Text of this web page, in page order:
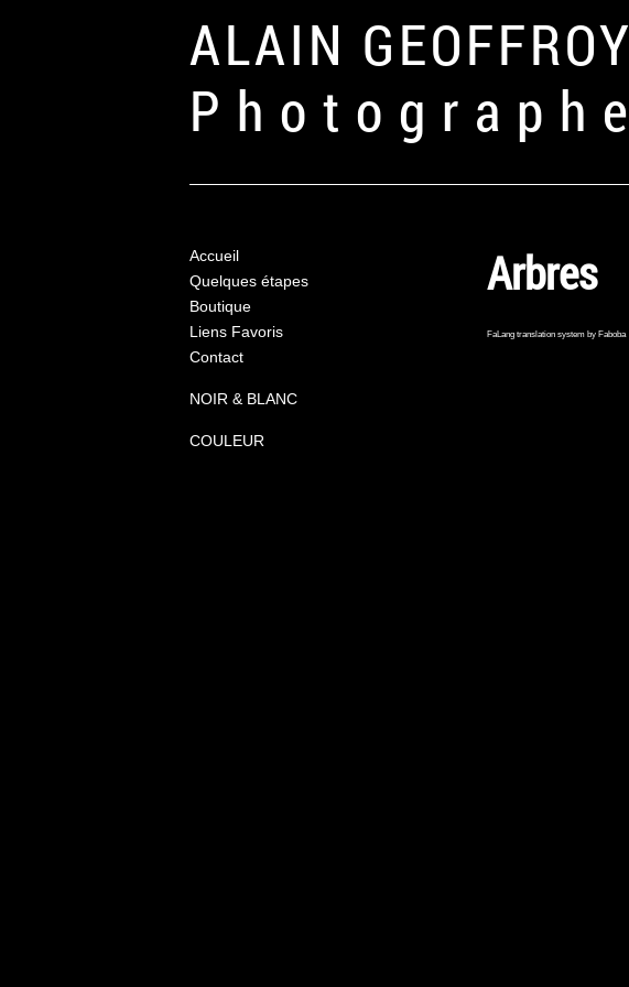
ALAIN GEOFFROY
Photographe
Accueil
Quelques étapes
Boutique
Liens Favoris
Contact
NOIR & BLANC
COULEUR
Arbres
FaLang translation system by Faboba